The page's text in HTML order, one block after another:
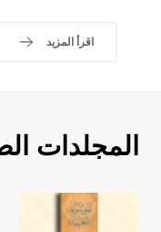
اقرأ المزيد
المجلدات